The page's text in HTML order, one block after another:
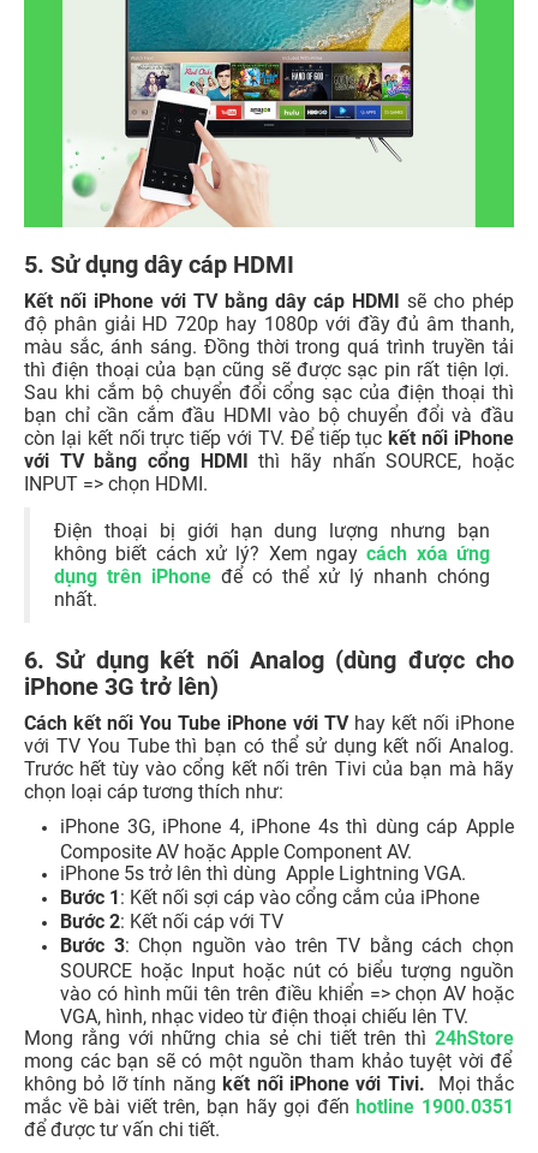
5. Sử dụng dây cáp HDMI
Kết nối iPhone với TV bằng dây cáp HDMI sẽ cho phép
độ phân giải HD 720p hay 1080p với đầy đủ âm thanh,
màu sắc, ánh sáng. Đồng thời trong quá trình truyền tải
thì điện thoại của bạn cũng sẽ được sạc pin rất tiện lợi.
Sau khi cắm bộ chuyển đổi cổng sạc của điện thoại thì
bạn chỉ cần cắm đầu HDMI vào bộ chuyển đổi và đầu
còn lại kết nối trực tiếp với TV. Để tiếp tụckết nối iPhone
với TV bằng cổng HDMIthì hãy nhấn SOURCE, hoặc
INPUT => chọn HDMI.
Điện thoại bị giới hạn dung lượng nhưng bạn
không biết cách xử lý? Xem ngaycách xóa ứng
dụng trên iPhone để có thể xử lý nhanh chóng
nhất.
6. Sử dụng kết nối Analog (dùng được cho
iPhone 3G trở lên)
Cách kết nối You Tube iPhone với TVhay kết nối iPhone
với TV You Tubethì bạn có thể sử dụng kết nối Analog.
Trước hết tùy vào cổng kết nối trên Tivi của bạn mà hãy
chọn loại cáp tương thích như:
iPhone 3G, iPhone 4, iPhone 4s thì dùng cáp Apple
Composite AV hoặc Apple Component AV.
iPhone 5s trở lên thì dùng Apple Lightning VGA.
Bước 1: Kết nối sợi cáp vào cổng cắm của iPhone
Bước 2: Kết nối cáp với TV
Bước 3: Chọn nguồn vào trên TV bằng cách chọn
SOURCE hoặc Input hoặc nút có biểu tượng nguồn
vào có hình mũi tên trên điều khiển => chọn AV hoặc
VGA, hình, nhạc video từ điện thoại chiếu lên TV.
Mong rằng với những chia sẻ chi tiết trên thì 24hStore
mong các bạn sẽ có một nguồn tham khảo tuyệt vời để
không bỏ lỡ tính năng kết nối iPhone với Tivi.
Mọi thắc
mắc về bài viết trên, bạn hãy gọi đếnhotline 1900.0351
để được tư vấn chi tiết.